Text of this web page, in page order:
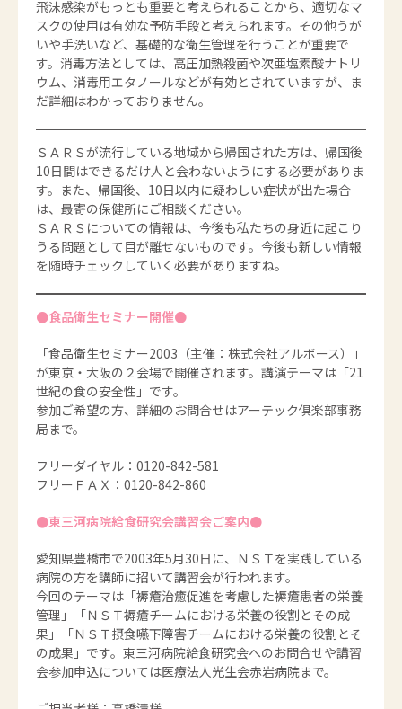
飛沫感染がもっとも重要と考えられることから、適切なマ
スクの使用は有効な予防手段と考えられます。その他うが
いや手洗いなど、基礎的な衛生管理を行うことが重要で
す。消毒方法としては、高圧加熱殺菌や次亜塩素酸ナトリ
ウム、消毒用エタノールなどが有効とされていますが、ま
だ詳細はわかっておりません。
ＳＡＲＳが流行している地域から帰国された方は、帰国後
10日間はできるだけ人と会わないようにする必要がありま
す。また、帰国後、10日以内に疑わしい症状が出た場合
は、最寄の保健所にご相談ください。
ＳＡＲＳについての情報は、今後も私たちの身近に起こり
うる問題として目が離せないものです。今後も新しい情報
を随時チェックしていく必要がありますね。
●食品衛生セミナー開催●
「食品衛生セミナー2003（主催：株式会社アルボース）」
が東京・大阪の２会場で開催されます。講演テーマは「21
世紀の食の安全性」です。
参加ご希望の方、詳細のお問合せはアーテック倶楽部事務
局まで。
フリーダイヤル：0120-842-581
フリーＦＡＸ：0120-842-860
●東三河病院給食研究会講習会ご案内●
愛知県豊橋市で2003年5月30日に、ＮＳＴを実践している
病院の方を講師に招いて講習会が行われます。
今回のテーマは「褥瘡治癒促進を考慮した褥瘡患者の栄養
管理」「ＮＳＴ褥瘡チームにおける栄養の役割とその成
果」「ＮＳＴ摂食嚥下障害チームにおける栄養の役割とそ
の成果」です。東三河病院給食研究会へのお問合せや講習
会参加申込については医療法人光生会赤岩病院まで。